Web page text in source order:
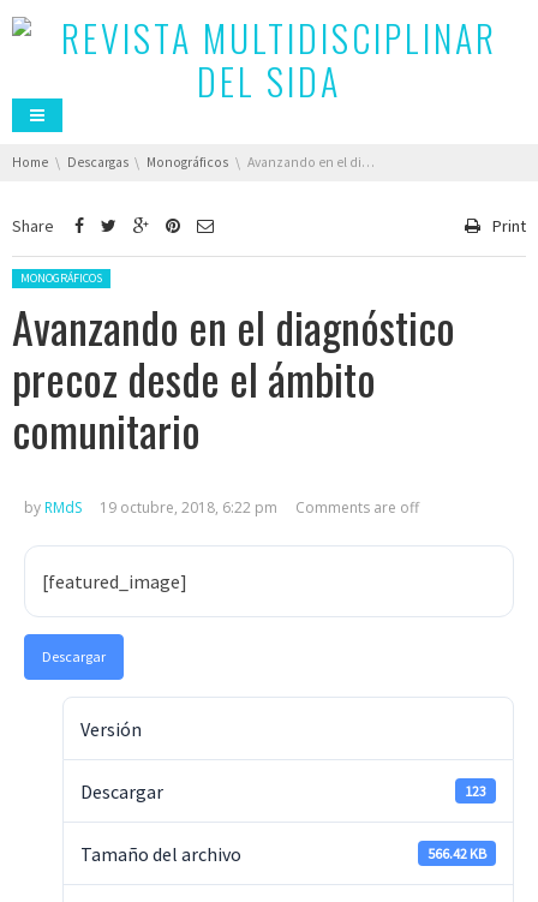
You are here:
Home Descargas Monográficos Avanzando en el diagnóstico precoz desde el ámbito comunitario
Share Print
Posted in:
MONOGRÁFICOS
Avanzando en el diagnóstico
precoz desde el ámbito
comunitario
by RMdS 19 octubre, 2018, 6:22 pm Comments are off
[featured_image]
Descargar
Versión
Descargar 123
Tamaño del archivo 566.42 KB